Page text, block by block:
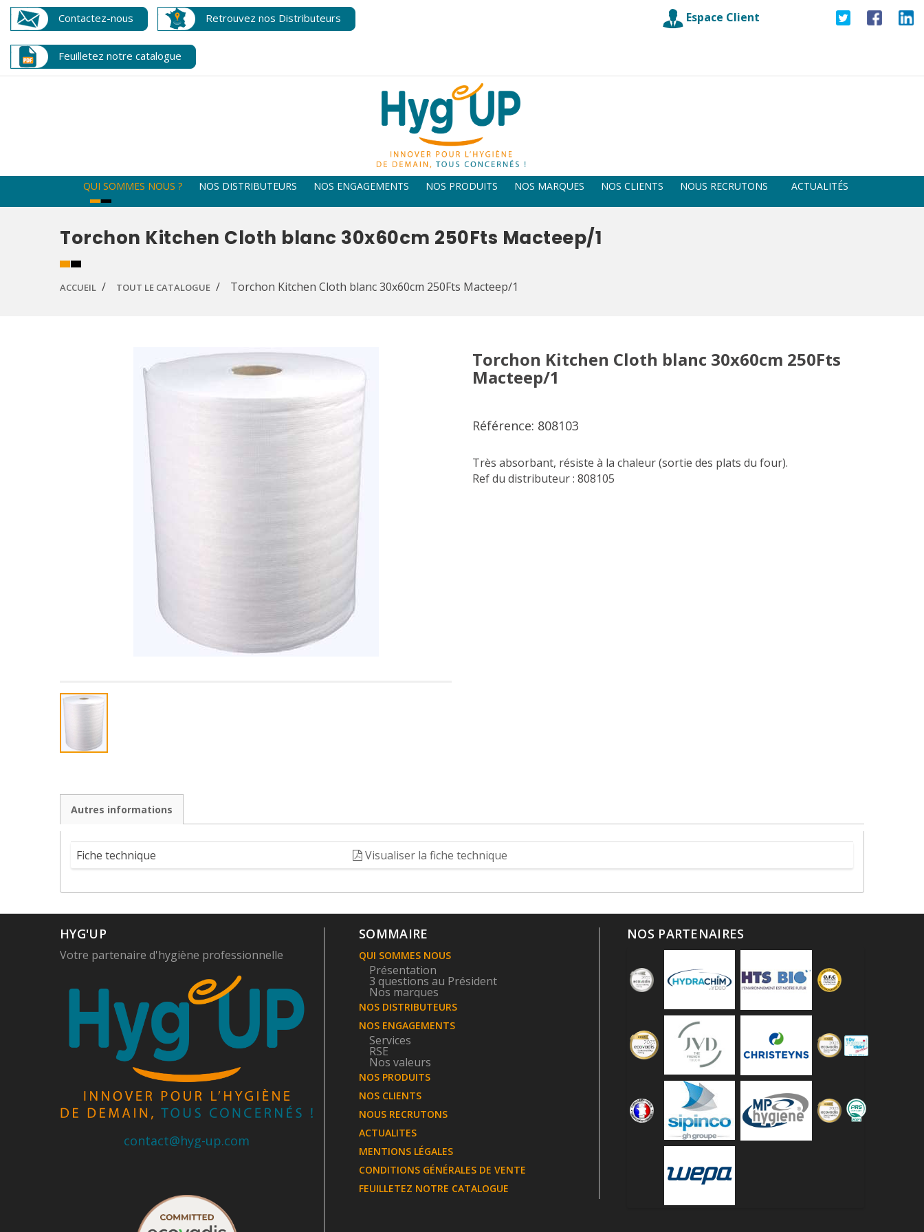
Contactez-nous Retrouvez nos Distributeurs
Feuilletez notre catalogue
Espace Client
QUI SOMMES NOUS ? NOS DISTRIBUTEURS NOS ENGAGEMENTS NOS PRODUITS NOS MARQUES NOS CLIENTS NOUS RECRUTONS ACTUALITÉS
Torchon Kitchen Cloth blanc 30x60cm 250Fts Macteep/1
ACCUEIL TOUT LE CATALOGUE Torchon Kitchen Cloth blanc 30x60cm 250Fts Macteep/1
Torchon Kitchen Cloth blanc 30x60cm 250Fts
Macteep/1
Référence: 808103
Très absorbant, résiste à la chaleur (sortie des plats du four).
Ref du distributeur : 808105
Autres informations
Fiche technique Visualiser la fiche technique
HYG'UP
Votre partenaire d'hygiène professionnelle
contact@hyg-up.com
SOMMAIRE
QUI SOMMES NOUS
Présentation
3 questions au Président
Nos marques
NOS DISTRIBUTEURS
NOS ENGAGEMENTS
Services
RSE
Nos valeurs
NOS PRODUITS
NOS CLIENTS
NOUS RECRUTONS
ACTUALITES
MENTIONS LÉGALES
CONDITIONS GÉNÉRALES DE VENTE
FEUILLETEZ NOTRE CATALOGUE
NOS PARTENAIRES